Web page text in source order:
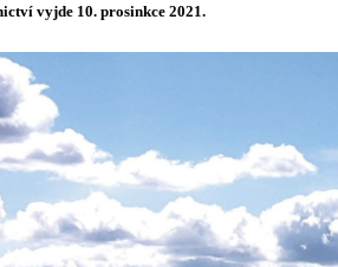
vyjde 10. prosinkce 2021.